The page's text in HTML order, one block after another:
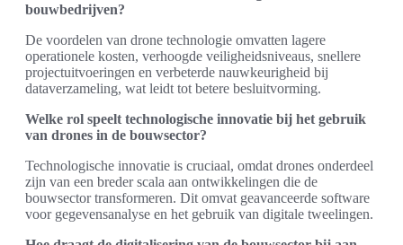
bouwbedrijven?
De voordelen van drone technologie omvatten lagere
operationele kosten, verhoogde veiligheidsniveaus, snellere
projectuitvoeringen en verbeterde nauwkeurigheid bij
dataverzameling, wat leidt tot betere besluitvorming.
Welke rol speelt technologische innovatie bij het gebruik
van drones in de bouwsector?
Technologische innovatie is cruciaal, omdat drones onderdeel
zijn van een breder scala aan ontwikkelingen die de
bouwsector transformeren. Dit omvat geavanceerde software
voor gegevensanalyse en het gebruik van digitale tweelingen.